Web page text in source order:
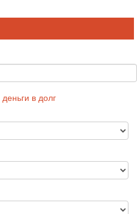
деньги в долг